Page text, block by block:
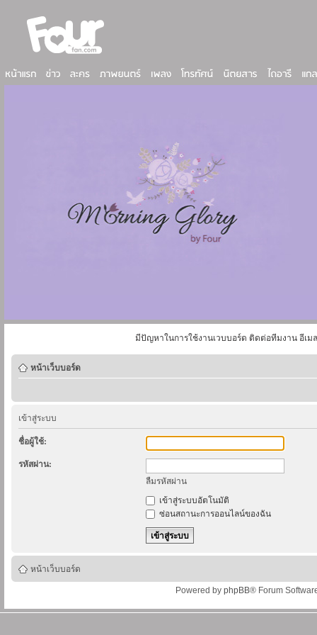
มีปัญหาในการใช้งานเวบบอร์ด ติดต่อทีมงาน อีเม
หน้าเว็บบอร์ด
เข้าสู่ระบบ
ชื่อผู้ใช้:
รหัสผ่าน:
ลืมรหัสผ่าน
เข้าสู่ระบบอัตโนมัติ
ซ่อนสถานะการออนไลน์ของฉัน
หน้าเว็บบอร์ด
Powered by phpBB® Forum